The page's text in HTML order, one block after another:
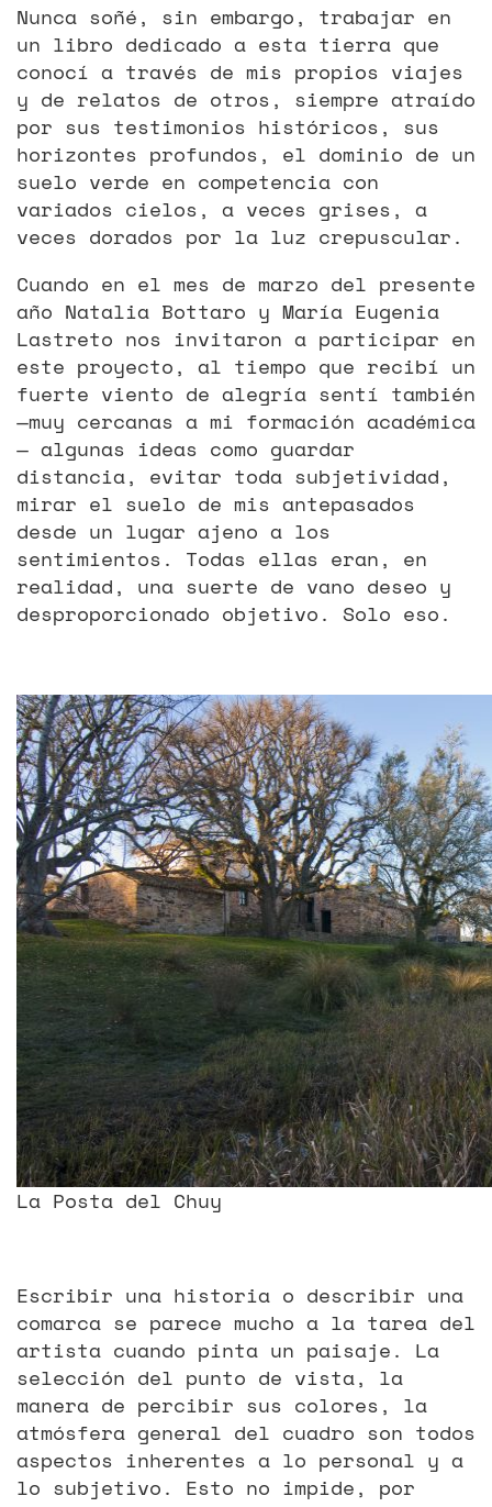
Nunca soñé, sin embargo, trabajar en
un libro dedicado a esta tierra que
conocí a través de mis propios viajes
y de relatos de otros, siempre atraído
por sus testimonios históricos, sus
horizontes profundos, el dominio de un
suelo verde en competencia con
variados cielos, a veces grises, a
veces dorados por la luz crepuscular.
Cuando en el mes de marzo del presente
año Natalia Bottaro y María Eugenia
Lastreto nos invitaron a participar en
este proyecto, al tiempo que recibí un
fuerte viento de alegría sentí también
—muy cercanas a mi formación académica
— algunas ideas como guardar
distancia, evitar toda subjetividad,
mirar el suelo de mis antepasados
desde un lugar ajeno a los
sentimientos. Todas ellas eran, en
realidad, una suerte de vano deseo y
desproporcionado objetivo. Solo eso.
La Posta del Chuy
Escribir una historia o describir una
comarca se parece mucho a la tarea del
artista cuando pinta un paisaje. La
selección del punto de vista, la
manera de percibir sus colores, la
atmósfera general del cuadro son todos
aspectos inherentes a lo personal y a
lo subjetivo. Esto no impide, por